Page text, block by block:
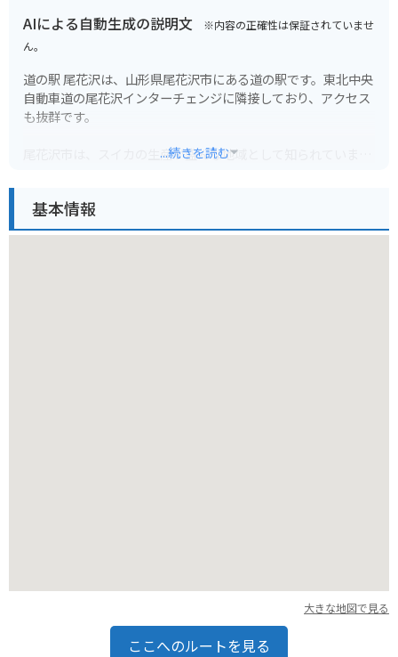
AIによる自動生成の説明文 ※内容の正確性は保証されていませ
ん。
道の駅 尾花沢は、山形県尾花沢市にある道の駅です。東北中央
自動車道の尾花沢インターチェンジに隣接しており、アクセス
も抜群です。
尾花沢市は、スイカの生産が盛んな地域として知られていま
を使った料理も楽しむことができます。
...続きを読む
基本情報
大きな地図で見る
ここへのルートを見る